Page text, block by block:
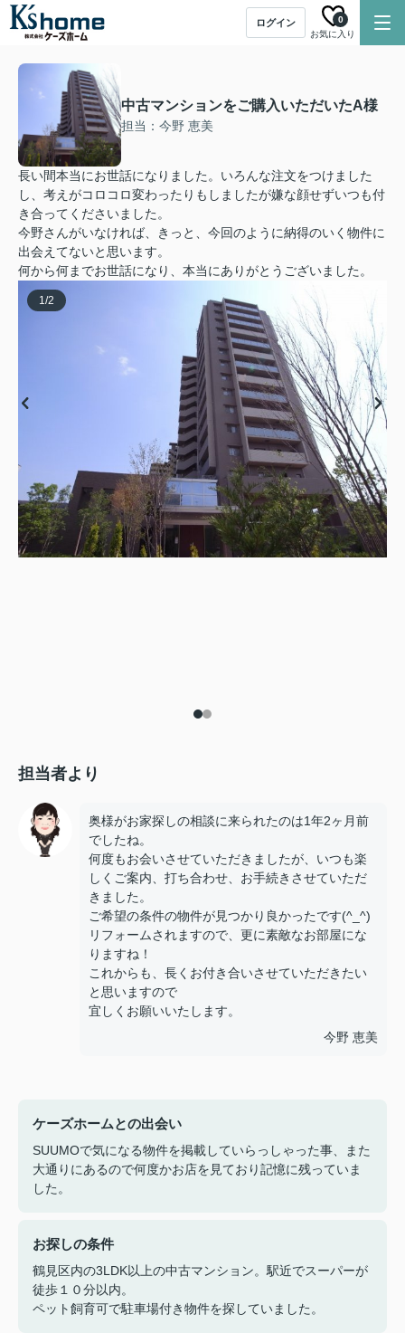
ログイン
お気に入り
0
中古マンションをご購入いただいたA様
担当：今野 恵美
長い間本当にお世話になりました。いろんな注文をつけました
し、考えがコロコロ変わったりもしましたが嫌な顔せずいつも付
き合ってくださいました。
今野さんがいなければ、きっと、今回のように納得のいく物件に
出会えてないと思います。
何から何までお世話になり、本当にありがとうございました。
1/2
担当者より
奥様がお家探しの相談に来られたのは1年2ヶ月前
でしたね。
何度もお会いさせていただきましたが、いつも楽
しくご案内、打ち合わせ、お手続きさせていただ
きました。
ご希望の条件の物件が見つかり良かったです(^_^)
リフォームされますので、更に素敵なお部屋にな
りますね！
これからも、長くお付き合いさせていただきたい
と思いますので
宜しくお願いいたします。
今野 恵美
ケーズホームとの出会い
SUUMOで気になる物件を掲載していらっしゃった事、また
大通りにあるので何度かお店を見ており記憶に残っていま
した。
お探しの条件
鶴見区内の3LDK以上の中古マンション。駅近でスーパーが
徒歩１０分以内。
ペット飼育可で駐車場付き物件を探していました。